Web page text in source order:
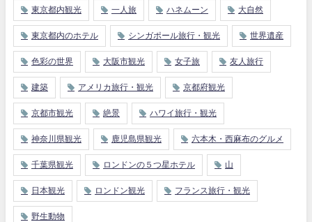
東京都内観光 一人旅 ハネムーン 大自然
東京都内のホテル シンガポール旅行・観光 世界遺産
色彩の世界 大阪市観光 女子旅 友人旅行
建築 アメリカ旅行・観光 京都府観光
京都市観光 絶景 ハワイ旅行・観光
神奈川県観光 鹿児島県観光 六本木・西麻布のグルメ
千葉県観光 ロンドンの５つ星ホテル 山
日本観光 ロンドン観光 フランス旅行・観光
野生動物